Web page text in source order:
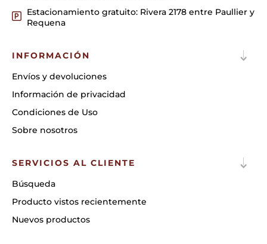
Estacionamiento gratuito: Rivera 2178 entre Paullier y
Requena
INFORMACIÓN
Envíos y devoluciones
Información de privacidad
Condiciones de Uso
Sobre nosotros
SERVICIOS AL CLIENTE
Búsqueda
Producto vistos recientemente
Nuevos productos